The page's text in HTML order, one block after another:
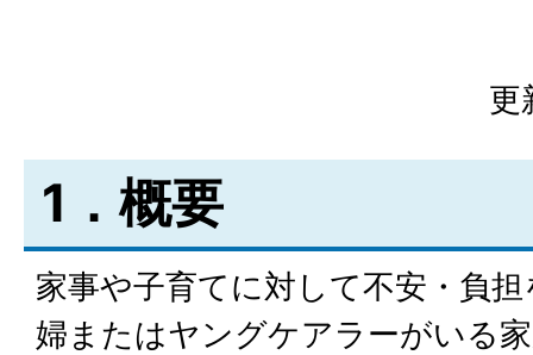
更
1．概要
家事や子育てに対して不安・負
婦またはヤングケアラーがいる